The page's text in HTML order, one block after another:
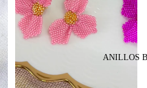
ANILLOS